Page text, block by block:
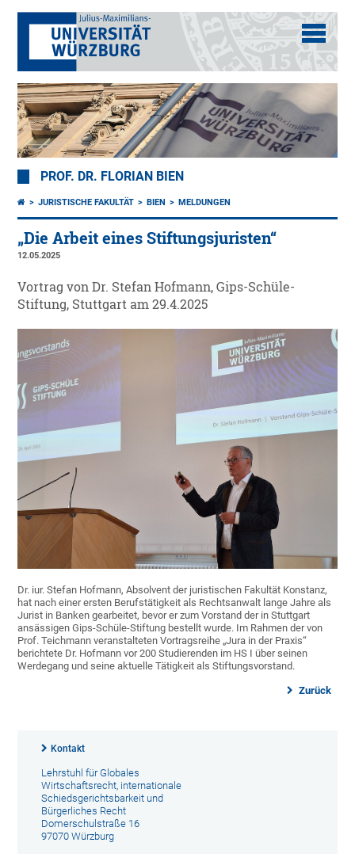
PROF. DR. FLORIAN BIEN
JURISTISCHE FAKULTÄT BIEN MELDUNGEN
„Die Arbeit eines Stiftungsjuristen“
12.05.2025
Vortrag von Dr. Stefan Hofmann, Gips-Schüle-
Stiftung, Stuttgart am 29.4.2025
Dr. iur. Stefan Hofmann, Absolvent der juristischen Fakultät Konstanz,
hat nach einer ersten Berufstätigkeit als Rechtsanwalt lange Jahre als
Jurist in Banken gearbeitet, bevor er zum Vorstand der in Stuttgart
ansässigen Gips-Schüle-Stiftung bestellt wurde. Im Rahmen der von
Prof. Teichmann veranstalteten Vortragsreihe „Jura in der Praxis“
berichtete Dr. Hofmann vor 200 Studierenden im HS I über seinen
Werdegang und seine aktuelle Tätigkeit als Stiftungsvorstand.
Zurück
Kontakt
Lehrstuhl für Globales
Wirtschaftsrecht, internationale
Schiedsgerichtsbarkeit und
Bürgerliches Recht
Domerschulstraße 16
97070 Würzburg